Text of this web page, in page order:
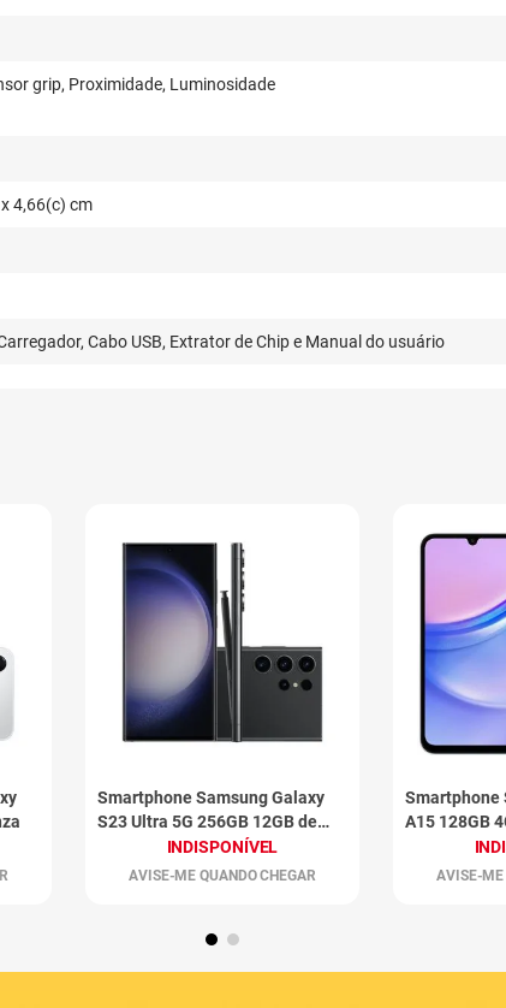
grip, Proximidade, Luminosidade
4,66(c) cm
Cabo USB, Extrator de Chip e Manual do usuário
Smartphone Samsung Galaxy
S23 Ultra 5G 256GB 12GB de
RAM PretoINDISPONÍVEL
AVISE-ME QUANDO CHEGAR
Smartphone
A15 128GB
AVISE-ME